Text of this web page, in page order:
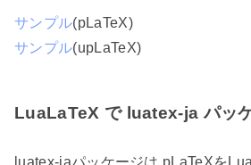
サンプル(pLaTeX)
サンプル(upLaTeX)
LuaLaTeX で luatex-ja パッ
luatex-jaパッケージは pLaTeXを